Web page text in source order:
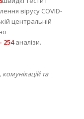
вірусу COVID-
центральній
254аналізи.
комунікацій та